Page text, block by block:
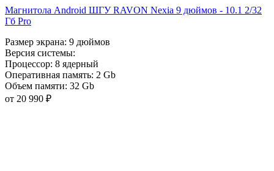
Магнитола Android ШГУ RAVON Nexia 9 дюймов - 10.1 2/32
Гб Pro
Размер экрана: 9 дюймов
Версия системы:
Процессор: 8 ядерный
Оперативная память: 2 Gb
Объем памяти: 32 Gb
от 20 990 ₽